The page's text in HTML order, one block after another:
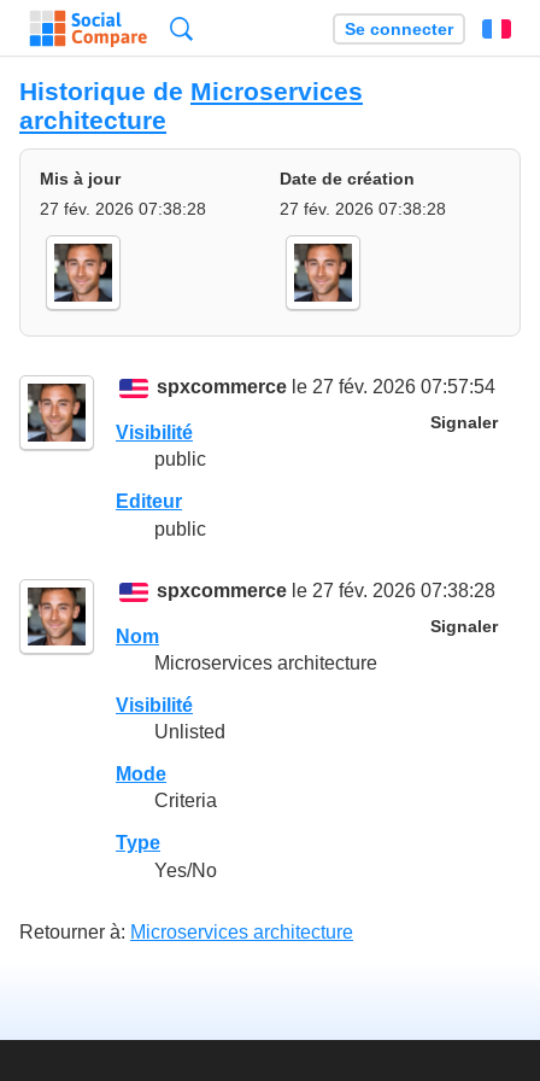
Se connecter
Historique de Microservices
architecture
Mis à jour
27 fév. 2026 07:38:28
Date de création
27 fév. 2026 07:38:28
spxcommerce le 27 fév. 2026 07:57:54
Signaler
Visibilité
public
Editeur
public
spxcommerce le 27 fév. 2026 07:38:28
Signaler
Nom
Microservices architecture
Visibilité
Unlisted
Mode
Criteria
Type
Yes/No
Retourner à: Microservices architecture